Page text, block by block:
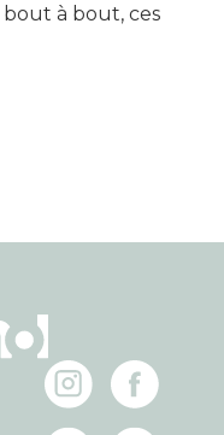
bout à bout, ces